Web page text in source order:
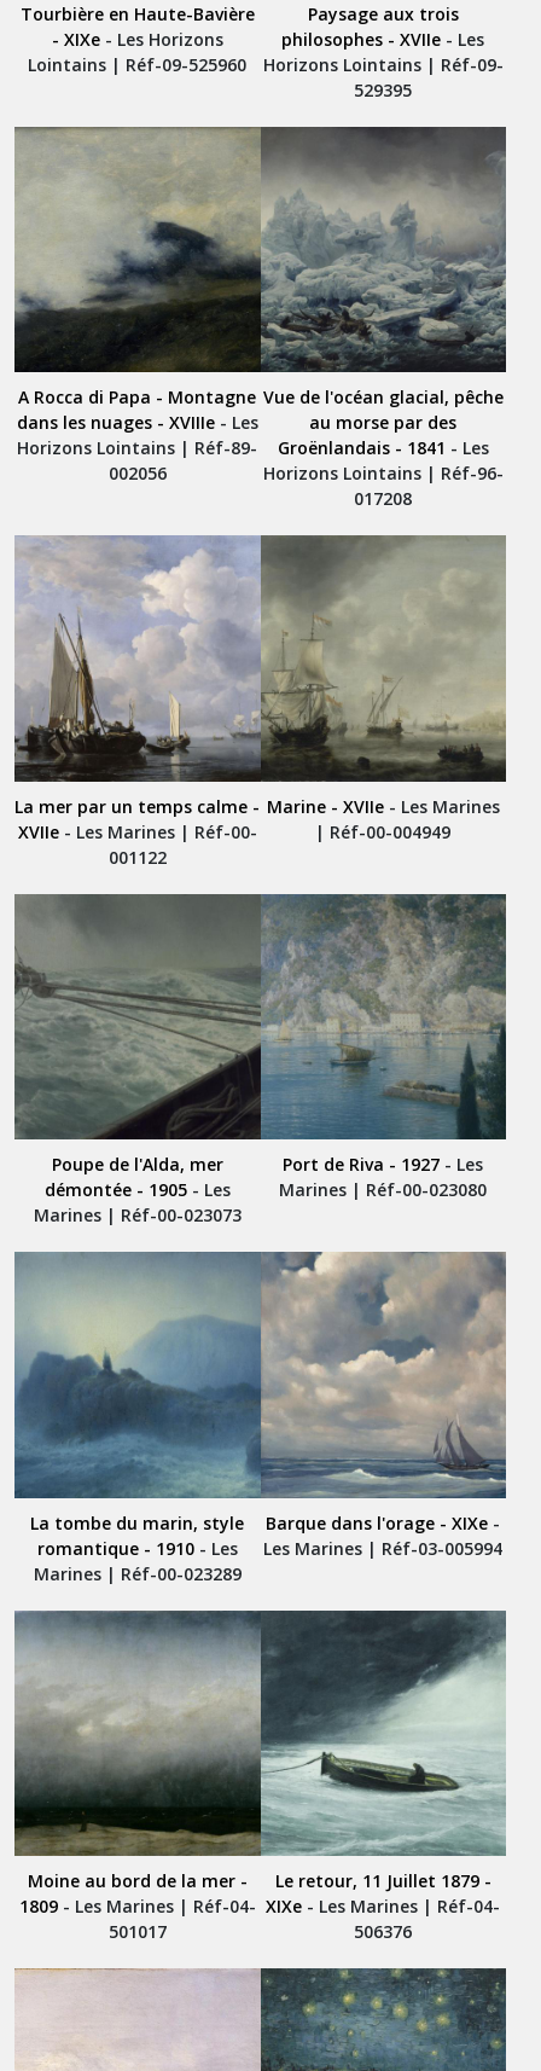
Tourbière en Haute-Bavière
- XIXe- Les Horizons
Lointains | Réf-09-525960
Paysage aux trois
philosophes - XVIIe - Les
Horizons Lointains | Réf-09-
529395
A Rocca di Papa - Montagne
dans les nuages - XVIIIe- Les
Horizons Lointains | Réf-89-
002056
Vue de l'océan glacial, pêche
au morse par des
Groënlandais - 1841 - Les
Horizons Lointains | Réf-96-
017208
La mer par un temps calme -
XVIIe- Les Marines | Réf-00-
001122
Marine - XVIIe- Les Marines
| Réf-00-004949
Poupe de l'Alda, mer
démontée - 1905- Les
Marines | Réf-00-023073
Port de Riva - 1927 - Les
Marines | Réf-00-023080
La tombe du marin, style
romantique - 1910- Les
Marines | Réf-00-023289
Barque dans l'orage - XIXe -
Les Marines | Réf-03-005994
Moine au bord de la mer -
1809- Les Marines | Réf-04-
501017
Le retour, 11 Juillet 1879 -
XIXe - Les Marines | Réf-04-
506376